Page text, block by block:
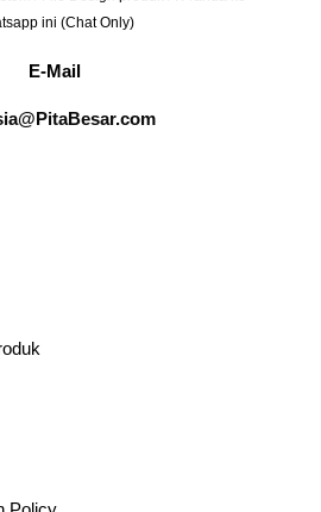
ini (Chat Only)
E-Mail